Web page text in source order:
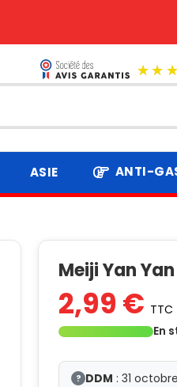
ASIE ANTI-
Meiji Yan
2,99 € TTC
En
? DDM : 31